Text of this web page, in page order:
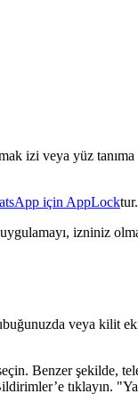
izi veya yüz
için AppLocktur.
izniniz
veya kilit
Benzer şekilde,
tıklayın.